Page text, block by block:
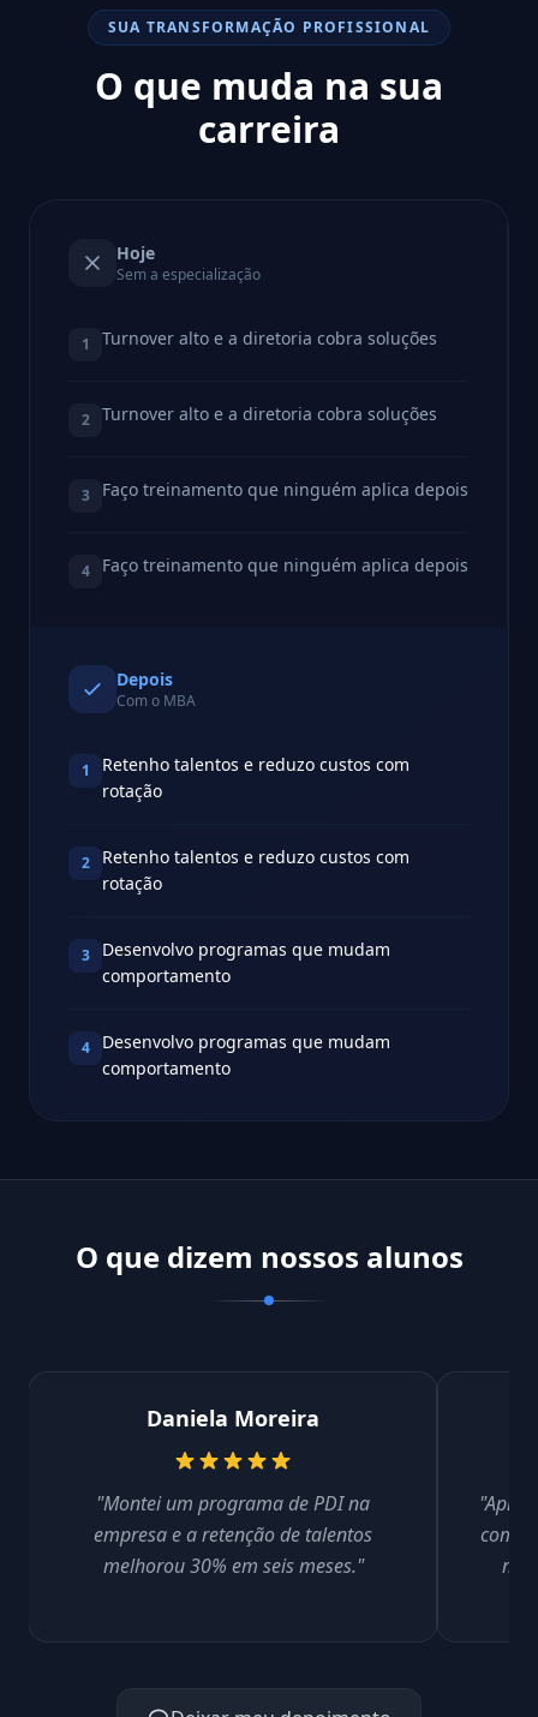
SUA TRANSFORMAÇÃO PROFISSIONAL
O que muda na sua
carreira
Hoje
Sem a especialização
1 Turnover alto e a diretoria cobra soluções
2 Turnover alto e a diretoria cobra soluções
3 Faço treinamento que ninguém aplica depois
4 Faço treinamento que ninguém aplica depois
Depois
Com o MBA
1
Retenho talentos e reduzo custos com
rotação
2
Retenho talentos e reduzo custos com
rotação
3
Desenvolvo programas que mudam
comportamento
4
Desenvolvo programas que mudam
comportamento
O que dizem nossos alunos
Daniela Moreira
"Montei um programa de PDI na
empresa e a retenção de talentos
melhorou 30% em seis meses."